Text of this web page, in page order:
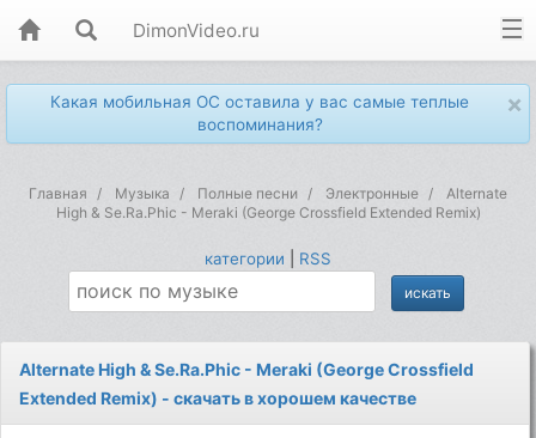
DimonVideo.ru
×
Какая мобильная ОС оставила у вас самые теплые
воспоминания?
Главная Музыка Полные песни Электронные
Alternate
High & Se.Ra.Phic - Meraki (George Crossfield Extended Remix)
категории RSS
Alternate High & Se.Ra.Phic - Meraki (George Crossfield
Extended Remix) - скачать в хорошем качестве